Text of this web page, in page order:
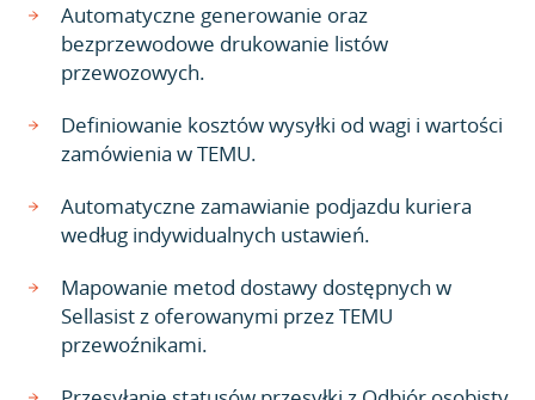
Automatyczne generowanie oraz
bezprzewodowe drukowanie listów
przewozowych.
Definiowanie kosztów wysyłki od wagi i wartości
zamówienia w TEMU.
Automatyczne zamawianie podjazdu kuriera
według indywidualnych ustawień.
Mapowanie metod dostawy dostępnych w
Sellasist z oferowanymi przez TEMU
przewoźnikami.